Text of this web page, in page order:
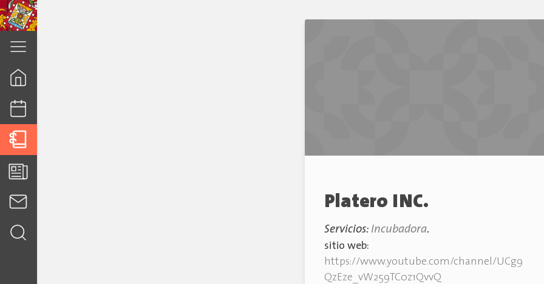
Platero INC.
Servicios: Incubadora.
sitio web:
https://www.youtube.com/channel/UCg9
QzEze_vW259TC0z1QvvQ